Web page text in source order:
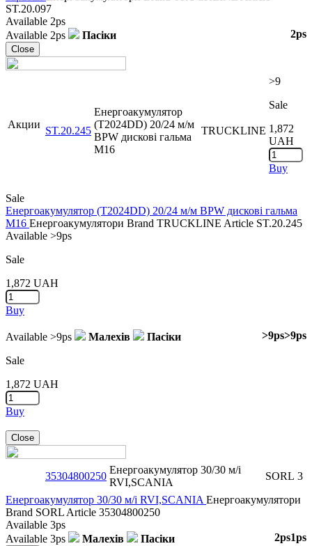
ST.20.097
Available 2ps
Available 2ps Пасіки 2ps
Close
Акции
ST.20.245
Енергоакумулятор
(T2024DD) 20/24 м/м
BPW дискові гальма
M16
TRUCKLINE
>9
Sale
1,872
UAH
Buy
Sale
Енергоакумулятор (T2024DD) 20/24 м/м BPW дискові гальма
M16 Енергоакумулятори Brand TRUCKLINE Article ST.20.245
Available >9ps
Sale
1,872 UAH
Buy
Available >9ps Малехів >9ps
Пасіки >9ps
Sale
1,872 UAH
Buy
Close
35304800250
Енергоакумулятор 30/30 м/i
RVI,SCANIA
SORL 3
Енергоакумулятор 30/30 м/i RVI,SCANIA Енергоакумулятори
Brand SORL Article 35304800250
Available 3ps
Available 3ps Малехів 1ps
Пасіки 2ps